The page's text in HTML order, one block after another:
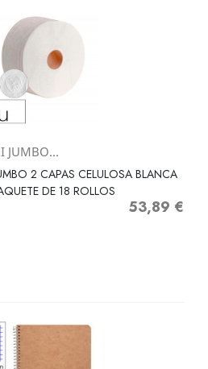
JUMBO...
2 CAPAS CELULOSA BLANCA
DE 18 ROLLOS
Precio
53,89 €